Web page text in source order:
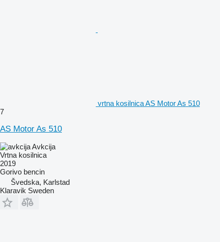
vrtna kosilnica AS Motor As 510
7
AS Motor As 510
Avkcija
Vrtna kosilnica
2019
Gorivo bencin
Švedska, Karlstad
Klaravik Sweden